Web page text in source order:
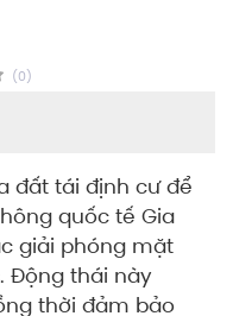
(0)
đất tái định cư để
quốc tế Gia
giải phóng mặt
Động thái này
thời đảm bảo